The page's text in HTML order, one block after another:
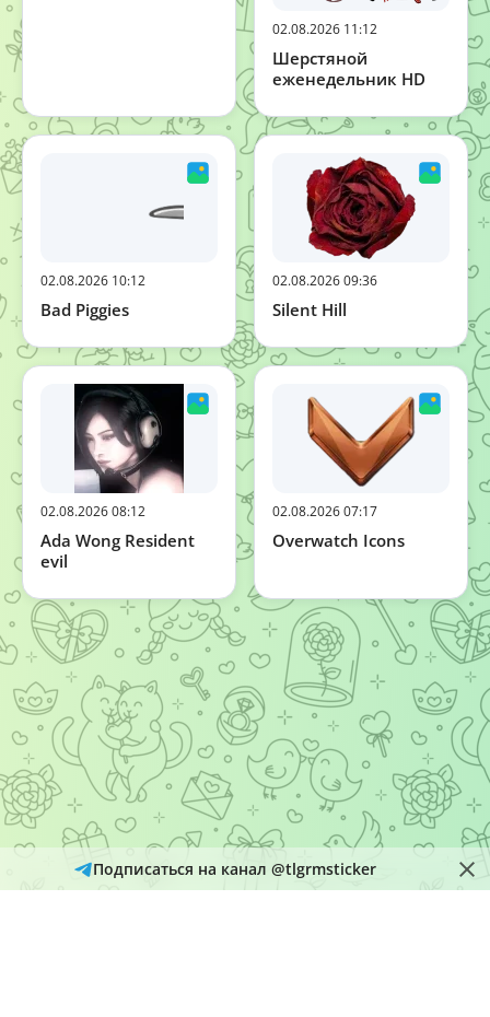
02.08.2026 11:12
Шерстяной
еженедельник HD
02.08.2026 10:12
Bad Piggies
02.08.2026 09:36
Silent Hill
02.08.2026 08:12
Ada Wong Resident
evil
02.08.2026 07:17
Overwatch Icons
Подписаться на канал @tlgrmsticker